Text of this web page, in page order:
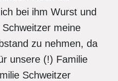
bei ihm Wurst und
meine
zu nehmen, da
unsere (!) Familie
Schweitzer